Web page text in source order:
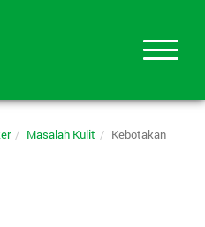
Masalah Kulit Kebotakan